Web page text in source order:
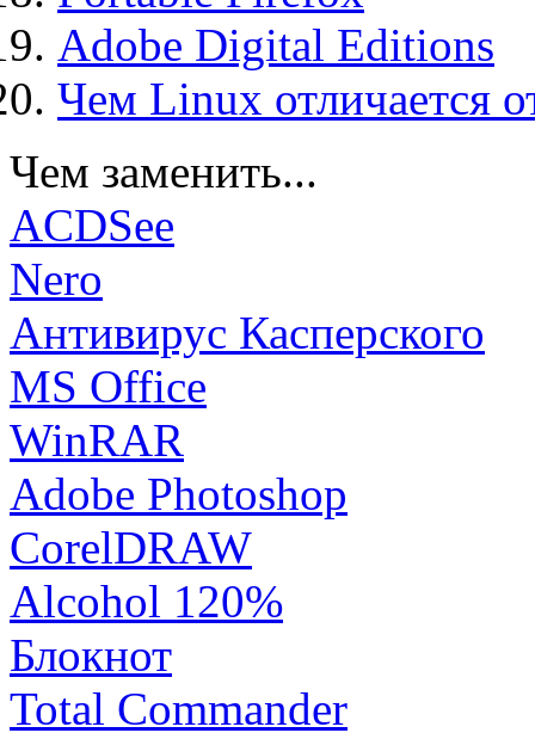
Adobe Digital Editions
Чем Linux отличается
Чем заменить...
ACDSee
Nero
Антивирус Касперского
MS Office
WinRAR
Adobe Photoshop
CorelDRAW
Alcohol 120%
Блокнот
Total Commander